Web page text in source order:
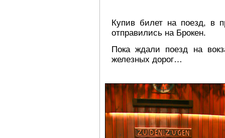
Купив билет на поезд, в
отправились на Брокен.
Пока ждали поезд на
железных дорог…